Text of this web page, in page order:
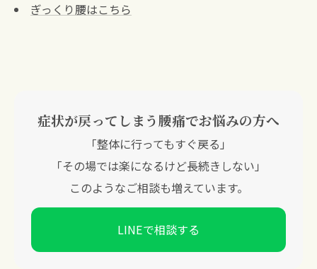
ぎっくり腰はこちら
症状が戻ってしまう腰痛でお悩みの方へ
「整体に行ってもすぐ戻る」
「その場では楽になるけど長続きしない」
このようなご相談も増えています。
LINEで相談する